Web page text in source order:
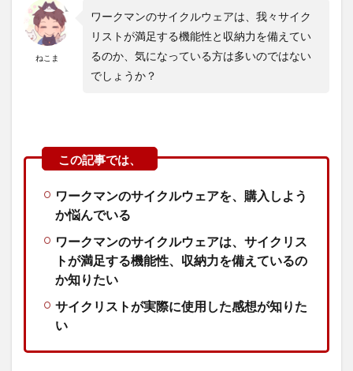
ねこま
ワークマンのサイクルウェアは、我々サイク
リストが満足する機能性と収納力を備えてい
るのか、気になっている方は多いのではない
でしょうか？
ワークマンのサイクルウェアを、購入しよう
か悩んでいる
ワークマンのサイクルウェアは、サイクリス
トが満足する機能性、収納力を備えているの
か知りたい
サイクリストが実際に使用した感想が知りた
い